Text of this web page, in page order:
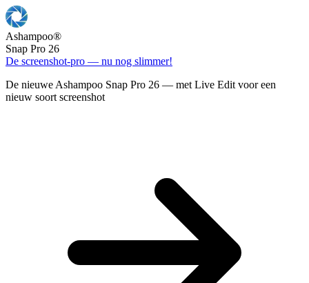
Ashampoo®
Snap Pro 26
De screenshot-pro — nu nog slimmer!
De nieuwe Ashampoo Snap Pro 26 — met Live Edit voor een
nieuw soort screenshot